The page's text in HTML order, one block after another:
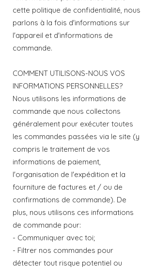
cette politique de confidentialité, nous
parlons à la fois d'informations sur
l'appareil et d'informations de
commande.
COMMENT UTILISONS-NOUS VOS
INFORMATIONS PERSONNELLES?
Nous utilisons les informations de
commande que nous collectons
généralement pour exécuter toutes
les commandes passées via le site (y
compris le traitement de vos
informations de paiement,
l'organisation de l'expédition et la
fourniture de factures et / ou de
confirmations de commande). De
plus, nous utilisons ces informations
de commande pour:
- Communiquer avec toi;
- Filtrer nos commandes pour
détecter tout risque potentiel ou